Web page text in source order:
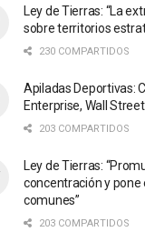
Ley de Tierras: “La
sobre territorios
230 COMPARTIDOS
Apiladas Deportivas:
Enterprise, Wall
203 COMPARTIDOS
Ley de Tierras:
concentración y pone
comunes”
203 COMPARTIDOS